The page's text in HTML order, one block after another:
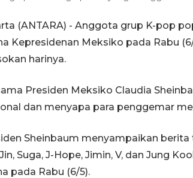
(ANTARA) - Anggota grup K-pop
Kepresidenan Meksiko pada Rabu
harinya.
Presiden Meksiko Claudia
dan menyapa para penggemar
Sheinbaum menyampaikan
Suga, J-Hope, Jimin, V, dan Jung
pada Rabu (6/5).